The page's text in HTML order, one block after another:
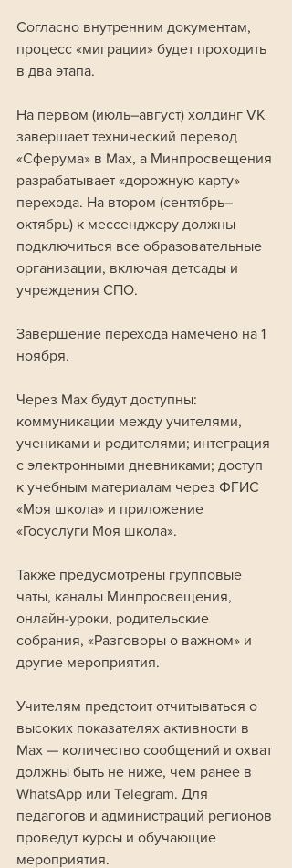
Согласно внутренним документам,
процесс «миграции» будет проходить
в два этапа.
На первом (июль–август) холдинг VK
завершает технический перевод
«Сферума» в Max, а Минпросвещения
разрабатывает «дорожную карту»
перехода. На втором (сентябрь–
октябрь) к мессенджеру должны
подключиться все образовательные
организации, включая детсады и
учреждения СПО.
Завершение перехода намечено на 1
ноября.
Через Max будут доступны:
коммуникации между учителями,
учениками и родителями; интеграция
с электронными дневниками; доступ
к учебным материалам через ФГИС
«Моя школа» и приложение
«Госуслуги Моя школа».
Также предусмотрены групповые
чаты, каналы Минпросвещения,
онлайн-уроки, родительские
собрания, «Разговоры о важном» и
другие мероприятия.
Учителям предстоит отчитываться о
высоких показателях активности в
Max — количество сообщений и охват
должны быть не ниже, чем ранее в
WhatsApp или Telegram. Для
педагогов и администраций регионов
проведут курсы и обучающие
мероприятия.